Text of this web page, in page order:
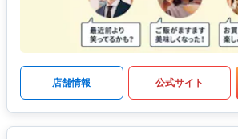
店舗情報 公式サイト